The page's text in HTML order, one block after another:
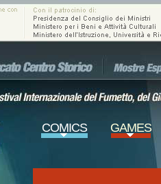
COMICS GAMES